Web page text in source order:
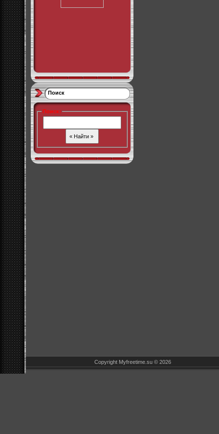
Поиск
Поиск:
Copyright Myfreetime.su © 2026